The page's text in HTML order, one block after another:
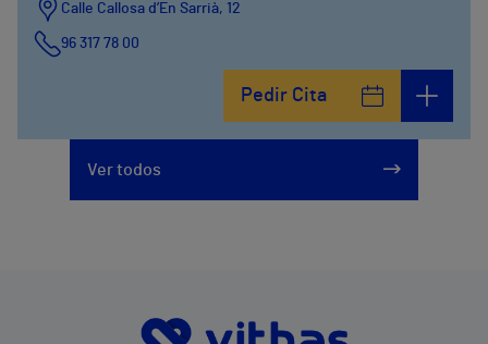
Calle Callosa d’En Sarrià, 12
96 317 78 00
Pedir Cita
Ver todos